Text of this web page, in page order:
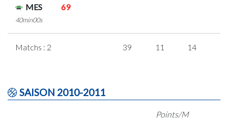
MES
69
40min00s
Matchs : 2 39 11 14
SAISON 2010-2011
Points/M